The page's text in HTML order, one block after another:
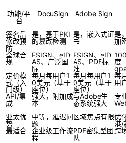
功能/平
台
DocuSign Adobe Sign
签名后
修改预
防
是，基于PKI
的篡改检测
是，嵌入式证
书
是
加
全球合
规
ESIGN、eID
AS、广泛国
际
ESIGN、eID
AS、PDF标
准
度
定价模
式（入
门级）
每月每用户1
0美元（基于
座位）
每月每用户1
0美元（基于
座位）
每
用
API/集
成
强大，附加成
本
与Adobe生
态系统强大
专
亚太优
势
中等，延迟问
题
区域焦点有限优
港/
最适合
企业级工作流
程
PDF密集型团
队
跨